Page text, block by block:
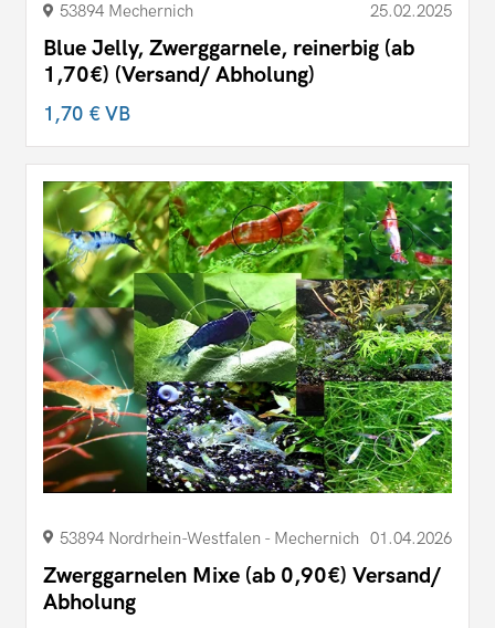
53894 Mechernich 25.02.2025
Blue Jelly, Zwerggarnele, reinerbig (ab
1,70€) (Versand/ Abholung)
1,70 €VB
53894 Nordrhein-Westfalen - Mechernich 01.04.2026
Zwerggarnelen Mixe (ab 0,90€) Versand/
Abholung